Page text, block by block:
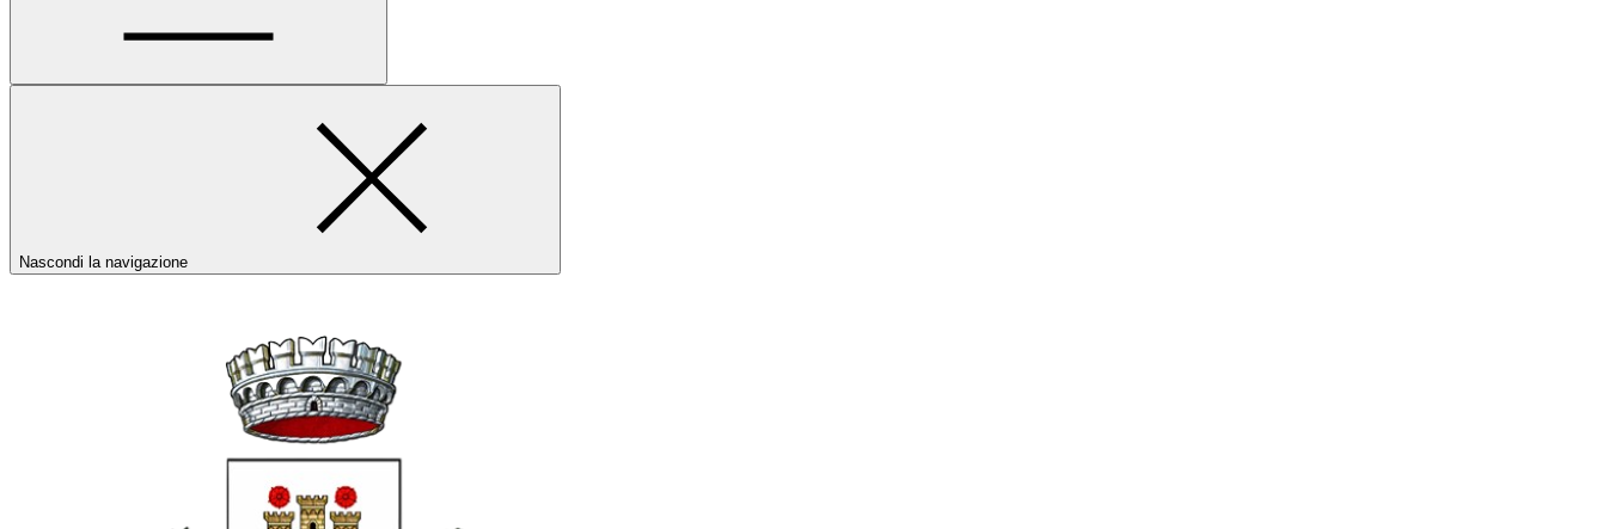
Nascondi la navigazione